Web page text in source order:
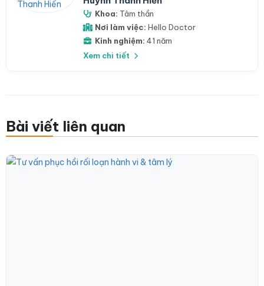
Khoa: Tâm thần
Nơi làm việc: Hello Doctor
Kinh nghiệm: 41 năm
Xem chi tiết
Bài viết liên quan